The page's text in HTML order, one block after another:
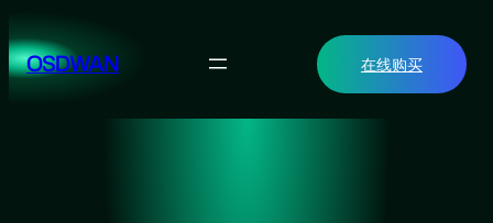
至
内OSDWAN 在线购买